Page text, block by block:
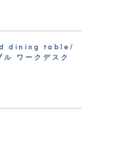
dining table/
ル ワークデスク